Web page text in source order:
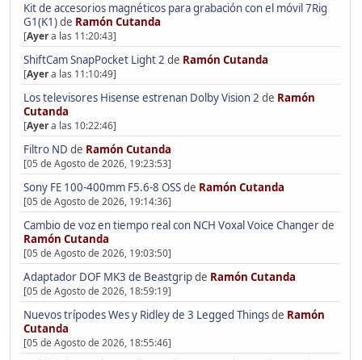
Kit de accesorios magnéticos para grabación con el móvil 7Rig
G1(K1)de Ramón Cutanda
[Ayera las 11:20:43]
ShiftCam SnapPocket Light 2 de Ramón Cutanda
[Ayera las 11:10:49]
Los televisores Hisense estrenan Dolby Vision 2 de Ramón
Cutanda
[Ayera las 10:22:46]
Filtro ND de Ramón Cutanda
[05 de Agosto de 2026, 19:23:53]
Sony FE 100-400mm F5.6-8 OSSde Ramón Cutanda
[05 de Agosto de 2026, 19:14:36]
Cambio de voz en tiempo real con NCH Voxal Voice Changerde
Ramón Cutanda
[05 de Agosto de 2026, 19:03:50]
Adaptador DOF MK3 de Beastgripde Ramón Cutanda
[05 de Agosto de 2026, 18:59:19]
Nuevos trípodes Wes y Ridley de 3 Legged Thingsde Ramón
Cutanda
[05 de Agosto de 2026, 18:55:46]